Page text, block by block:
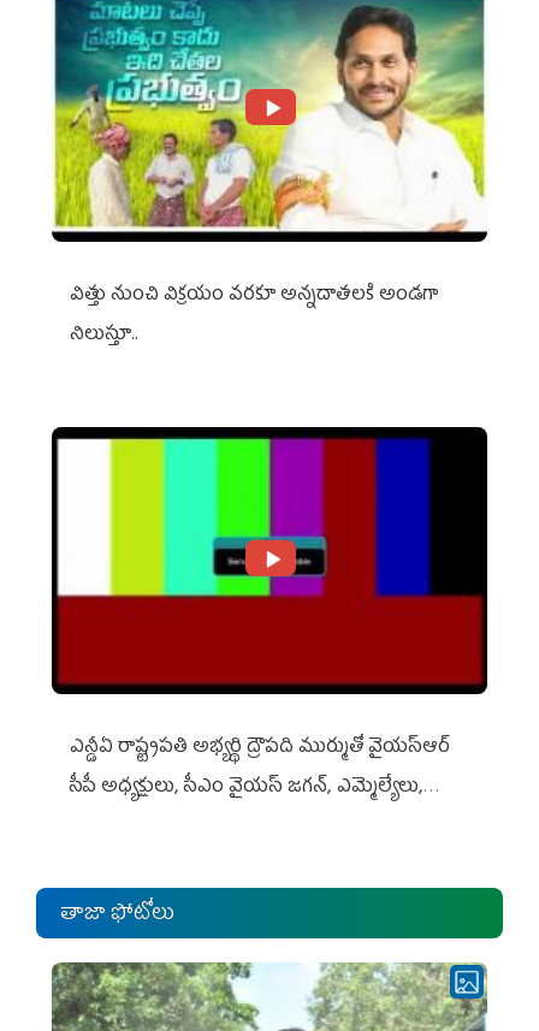
విత్తు నుంచి విక్రయం వరకూ అన్నదాతలకి అండగా
నిలుస్తూ..
ఎన్డీఏ రాష్ట్ర‌ప‌తి అభ్య‌ర్థి ద్రౌప‌ది ముర్ముతో వైయ‌స్ఆర్
సీపీ అధ్య‌క్షులు, సీఎం వైయ‌స్ జ‌గ‌న్, ఎమ్మెల్యేలు,
తాజా ఫోటోలు